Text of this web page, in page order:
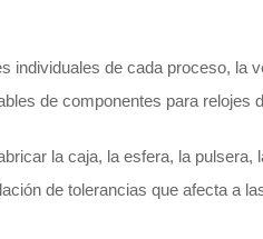
individuales de cada proceso, la
de componentes para relojes
la caja, la esfera, la
de tolerancias que afecta a